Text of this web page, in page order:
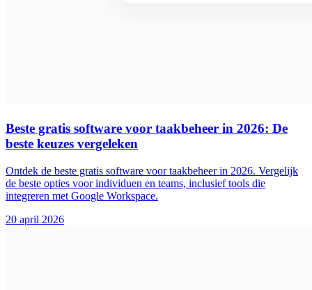
Beste gratis software voor taakbeheer in 2026: De
beste keuzes vergeleken
Ontdek de beste gratis software voor taakbeheer in 2026. Vergelijk
de beste opties voor individuen en teams, inclusief tools die
integreren met Google Workspace.
20 april 2026